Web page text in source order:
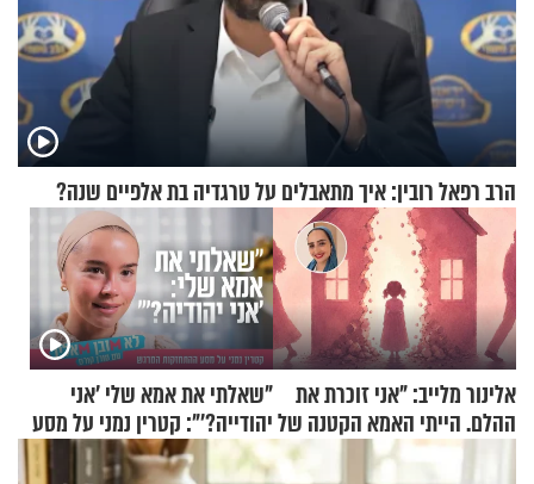
הרב רפאל רובין: איך מתאבלים על טרגדיה בת אלפיים שנה?
אלינור מלייב: "אני זוכרת את
ההלם. הייתי האמא הקטנה של
"שאלתי את אמא שלי 'אני
יהודייה?'": קטרין נמני על מסע
ההתחזקות המרגש